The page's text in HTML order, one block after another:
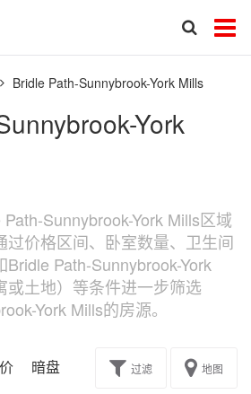
Bridle Path-Sunnybrook-York Mills
York
Sunnybrook-York Mills区域
过价格区间、卧室数量、卫生间
Path-Sunnybrook-York
或土地）等条件进一步筛选
York Mills的房源。
暗盘 楼花转让过滤 地图